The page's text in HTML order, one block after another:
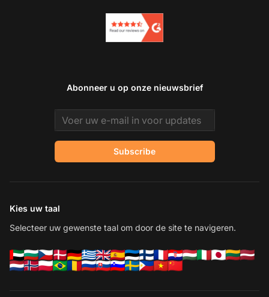
Abonneer u op onze nieuwsbrief
Email address
Subscribe
Kies uw taal
Selecteer uw gewenste taal om door de site te navigeren.